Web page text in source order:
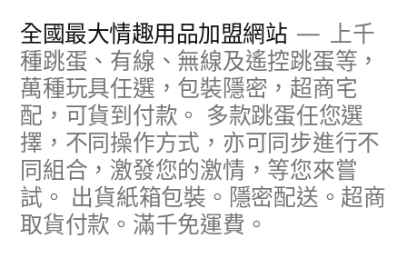
全國最大情趣用品加盟網站
上千
種跳蛋、有線、無線及遙控跳蛋等，
萬種玩具任選，包裝隱密，超商宅
配，可貨到付款。 多款跳蛋任您選
擇，不同操作方式，亦可同步進行不
同組合，激發您的激情，等您來嘗
試。 出貨紙箱包裝。隱密配送。超商
取貨付款。滿千免運費。